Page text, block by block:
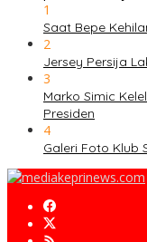
1
Saat Bepe
2
Jersey Persija
3
Marko Simic
Presiden
4
Galeri Foto Klub